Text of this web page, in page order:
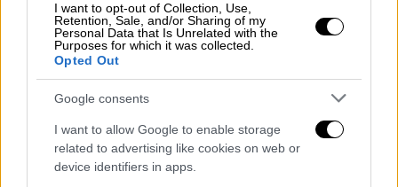
I want to opt-out of Collection, Use,
Retention, Sale, and/or Sharing of my
Personal Data that Is Unrelated with the
Purposes for which it was collected.
Opted Out
Google consents
I want to allow Google to enable storage
related to advertising like cookies on web or
device identifiers in apps.